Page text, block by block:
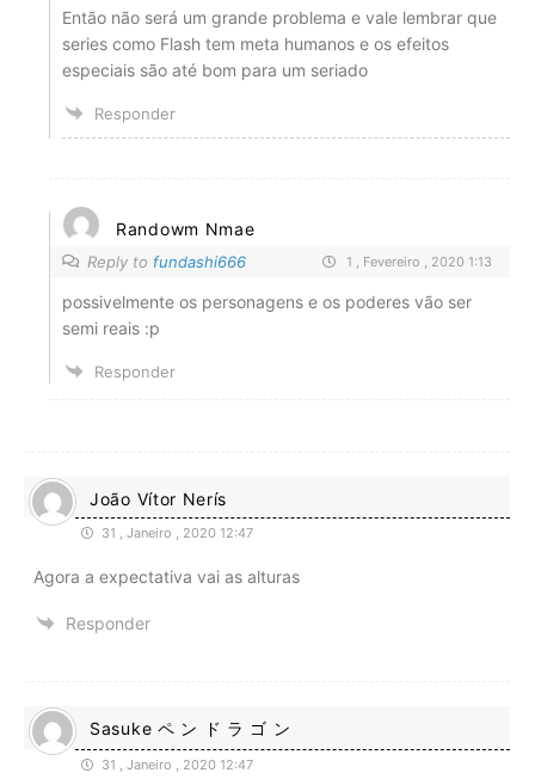
Então não será um grande problema e vale lembrar que
series como Flash tem meta humanos e os efeitos
especiais são até bom para um seriado
Responder
Randowm Nmae
Reply to fundashi666 1 , Fevereiro , 2020 1:13
possivelmente os personagens e os poderes vão ser
semi reais :p
Responder
João Vítor Nerís
31 , Janeiro , 2020 12:47
Agora a expectativa vai as alturas
Responder
Sasuke ペ ン ド ラ ゴ ン
31 , Janeiro , 2020 12:47